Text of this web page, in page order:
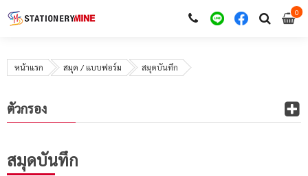
00
หน้าแรก สมุด / แบบฟอร์ม สมุดบันทึก
สมุดบันทึก
ตัวกรอง